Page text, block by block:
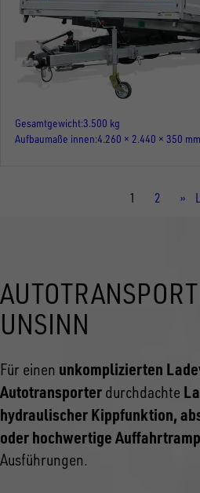
Gesamtgewicht3.500 kg
Aufbaumaße innen 4.260 × 2.440 × 350 mm
Aktuelle
1 Seite
2 ››
UNSINN
Für einen unkomplizierten
Autotransporter durchdachte
hydraulischer Kippfunktion,
oder hochwertige
Ausführungen.